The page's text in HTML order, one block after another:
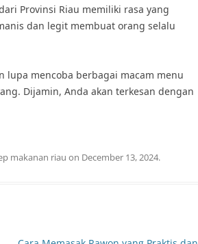
Provinsi Riau memiliki rasa yang
dan legit membuat orang selalu
lupa mencoba berbagai macam menu
Dijamin, Anda akan terkesan dengan
makanan riau on December 13, 2024.